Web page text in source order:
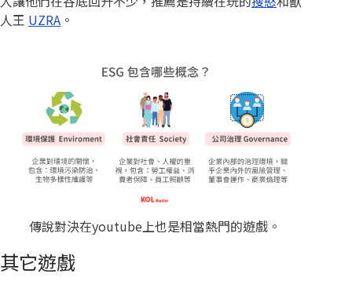
人王 UZRA 。
傳說對決在youtube上也是相當熱門的遊戲。
其它遊戲